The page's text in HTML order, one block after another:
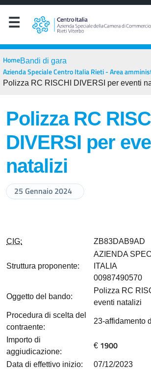
HomeBandi di gara
Azienda Speciale Centro Italia Rieti - Area
Polizza RC RISCHI DIVERSI per eventi
Polizza RC
DIVERSI per
natalizi
25 Gennaio 2024
CIG: ZB83DAB9AD
Struttura proponente:
AZIENDA
ITALIA
00987490570
Oggetto del bando:
Polizza RC
eventi natalizi
Procedura di scelta del
contraente:
23-affidamento
Importo di
aggiudicazione:
€ 1900
Data di effettivo inizio:
07/12/2023